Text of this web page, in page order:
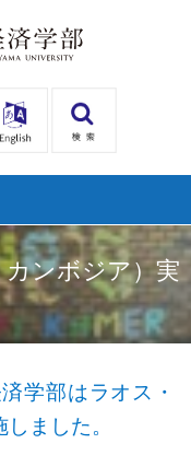
ンボジア）実
学部はラオス・
ました。